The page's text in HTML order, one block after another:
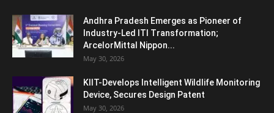
Andhra Pradesh Emerges as Pioneer of
Industry-Led ITI Transformation;
ArcelorMittal Nippon...
May 30, 2026
KIIT-Develops Intelligent Wildlife Monitoring
Device, Secures Design Patent
May 30, 2026